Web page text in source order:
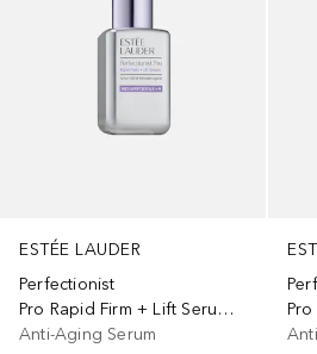
ESTÉE LAUDER
Perfectionist
Pro Rapid Firm + Lift Serum Hexapeptides 8 + 9
Anti-Aging Serum